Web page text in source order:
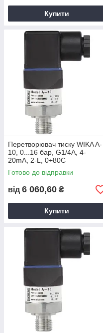
Купити
Перетворювач тиску WIKA A-
10, 0...16 бар, G1/4А, 4-
20mA, 2-L, 0+80С
Готово до відправки
від 6 060,60 ₴
Купити